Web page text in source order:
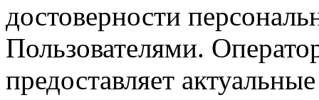
достоверности
Пользователями.
предоставляет